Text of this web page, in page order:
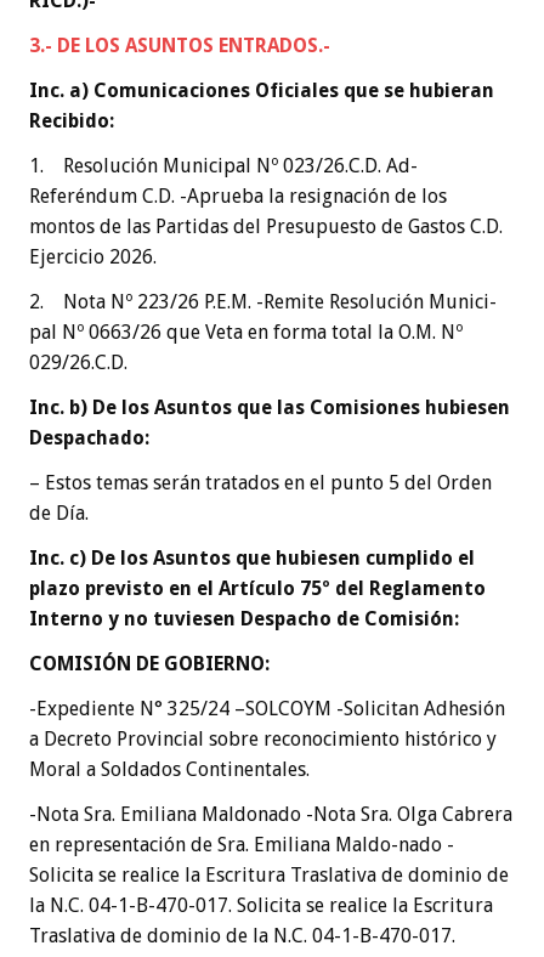
3.- DE LOS ASUNTOS ENTRADOS.-
Inc. a) Comunicaciones Oficiales que se hubieran
Recibido:
1. Resolución Municipal Nº 023/26.C.D. Ad-
Referéndum C.D. -Aprueba la resignación de los
montos de las Partidas del Presupuesto de Gastos C.D.
Ejercicio 2026.
2. Nota Nº 223/26 P.E.M. -Remite Resolución Munici-
pal Nº 0663/26 que Veta en forma total la O.M. Nº
029/26.C.D.
Inc. b) De los Asuntos que las Comisiones hubiesen
Despachado:
– Estos temas serán tratados en el punto 5 del Orden
de Día.
Inc. c) De los Asuntos que hubiesen cumplido el
plazo previsto en el Artículo 75º del Reglamento
Interno y no tuviesen Despacho de Comisión:
COMISIÓN DE GOBIERNO:
-Expediente N° 325/24 –SOLCOYM -Solicitan Adhesión
a Decreto Provincial sobre reconocimiento histórico y
Moral a Soldados Continentales.
-Nota Sra. Emiliana Maldonado -Nota Sra. Olga Cabrera
en representación de Sra. Emiliana Maldo-nado -
Solicita se realice la Escritura Traslativa de dominio de
la N.C. 04-1-B-470-017. Solicita se realice la Escritura
Traslativa de dominio de la N.C. 04-1-B-470-017.